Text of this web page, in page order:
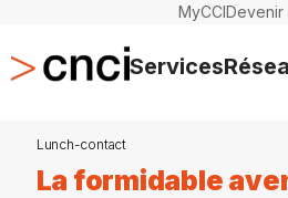
MyCCIDevenir
Services
Lunch-contact
La formidable